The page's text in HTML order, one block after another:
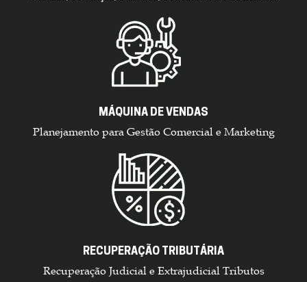
MÁQUINA DE VENDAS
Planejamento para Gestão Comercial e Marketing
RECUPERAÇÃO TRIBUTÁRIA
Recuperação Judicial e Extrajudicial Tributos